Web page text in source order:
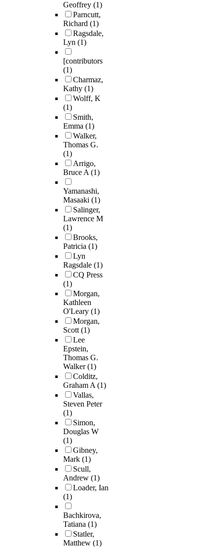
Geoffrey (1)
Parncutt,
Richard (1)
Ragsdale,
Lyn (1)
[contributors
(1)
Charmaz,
Kathy (1)
Wolff, K
(1)
Smith,
Emma (1)
Walker,
Thomas G.
(1)
Arrigo,
Bruce A(1)
Yamanashi,
Masaaki (1)
Salinger,
Lawrence M
(1)
Brooks,
Patricia (1)
Lyn
Ragsdale (1)
CQ Press
(1)
Morgan,
Kathleen
O'Leary (1)
Morgan,
Scott(1)
Lee
Epstein,
Thomas G.
Walker(1)
Colditz,
Graham A(1)
Vallas,
Steven Peter
(1)
Simon,
Douglas W
(1)
Gibney,
Mark (1)
Scull,
Andrew (1)
Loader, Ian
(1)
Bachkirova,
Tatiana (1)
Statler,
Matthew (1)